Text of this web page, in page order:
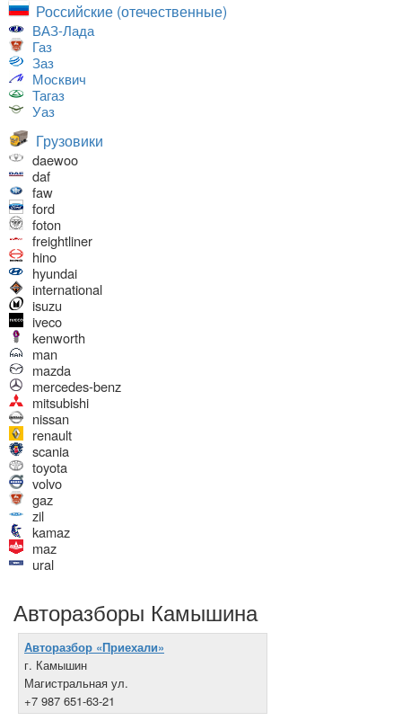
Российские (отечественные)
ВАЗ-Лада
Газ
Заз
Москвич
Тагаз
Уаз
Грузовики
daewoo
daf
faw
ford
foton
freightliner
hino
hyundai
international
isuzu
iveco
kenworth
man
mazda
mercedes-benz
mitsubishi
nissan
renault
scania
toyota
volvo
gaz
zil
kamaz
maz
ural
Авторазборы Камышина
Авторазбор «Приехали»
г. Камышин
Магистральная ул.
+7 987 651-63-21